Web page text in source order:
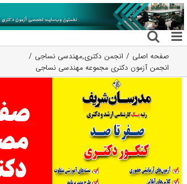
رفتن
به
محتوا
صفحه اصلی انجمن دکتری,مهندسی نساجی
انجمن آزمون دکتری مجموعه مهندسی نساجی